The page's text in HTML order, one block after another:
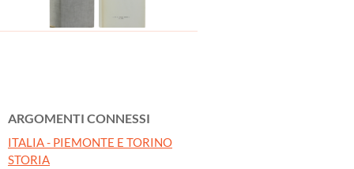
ARGOMENTI CONNESSI
ITALIA - PIEMONTE E TORINO
STORIA